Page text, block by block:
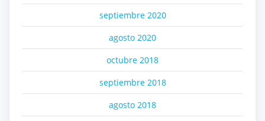
septiembre 2020
agosto 2020
octubre 2018
septiembre 2018
agosto 2018